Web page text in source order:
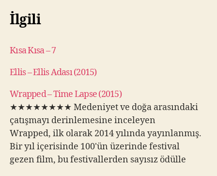
İlgili
Kısa Kısa – 7
Ellis – Ellis Adası (2015)
Wrapped – Time Lapse (2015)
★★★★★★★★ Medeniyet ve doğa arasındaki
çatışmayı derinlemesine inceleyen
Wrapped, ilk olarak 2014 yılında yayınlanmış.
Bir yıl içerisinde 100'ün üzerinde festival
gezen film, bu festivallerden sayısız ödülle